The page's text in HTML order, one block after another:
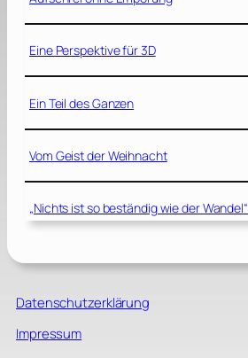
Eine Perspektive für 3D
Ein Teil des Ganzen
Vom Geist der Weihnacht
„Nichts ist so beständig wie der Wandel“
Datenschutzerklärung
Impressum